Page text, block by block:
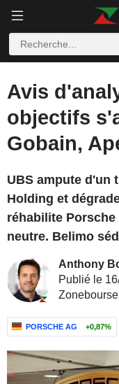
Avis
objectifs
Gobain,
UBS ampute d'un
Holding et
réhabilite
neutre. Belimo
Anthony
Publié le
PORSCHE AG +0,87%